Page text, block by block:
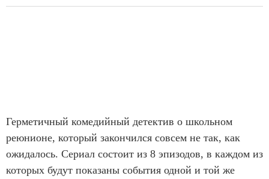
Герметичный комедийный детектив о школьном
реюнионе, который закончился совсем не так, как
ожидалось. Сериал состоит из 8 эпизодов, в каждом из
которых будут показаны события одной и той же